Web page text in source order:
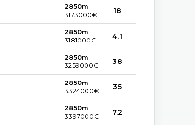
2850m
3173000€
18
2850m
3181000€
4.1
2850m
3259000€
38
2850m
3324000€
35
2850m
3397000€
7.2